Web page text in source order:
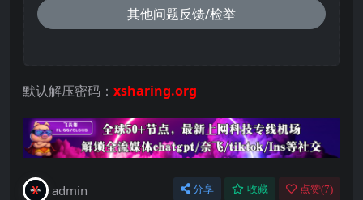
其他问题反馈/检举
默认解压密码： xsharing.org
admin 分享 收藏 点赞(7)